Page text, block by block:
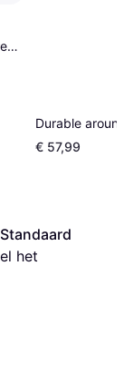
Durable
€ 57,99
het